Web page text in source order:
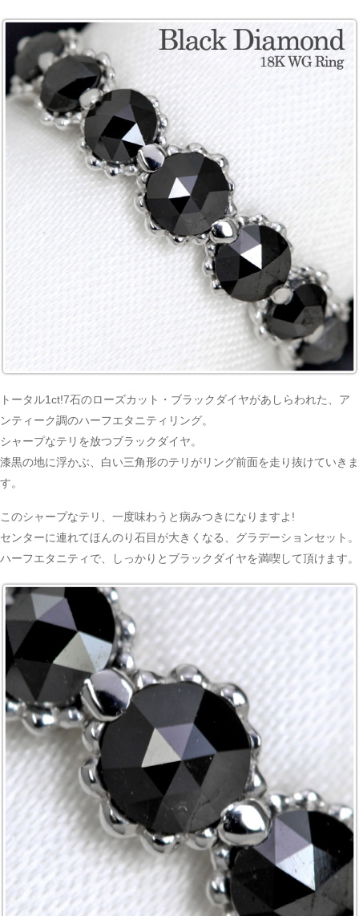
トータル1ct!7石のローズカット・ブラックダイヤがあしらわれた、ア
ンティーク調のハーフエタニティリング。
シャープなテリを放つブラックダイヤ。
漆黒の地に浮かぶ、白い三角形のテリがリング前面を走り抜けていきま
す。
このシャープなテリ、一度味わうと病みつきになりますよ!
センターに連れてほんのり石目が大きくなる、グラデーションセット。
ハーフエタニティで、しっかりとブラックダイヤを満喫して頂けます。